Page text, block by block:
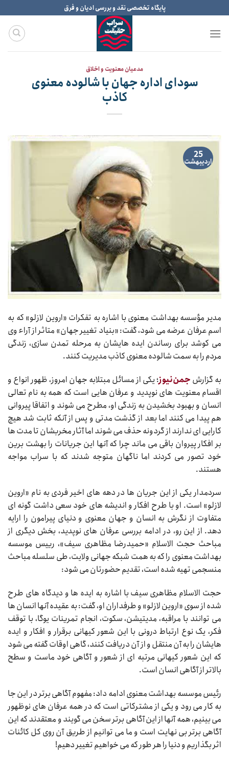
to
content
پایگاه تخصصی نقد و بررسی ادیان و فرق
مدعیان معنویت و اخلاق
سودای اداره جهان با شالوده معنوی
کاذب
25
اردیبهشت
مدیر مؤسسه بهداشت معنوی با اشاره به تفکرات «اروین لازلو» که به
اسم عرفان عرضه می شود، گفت: «بنیاد تغییر جهان» متاثر از آراء وی
می کوشد برای رساندن ایده هایشان به مرحله تمدن سازی، زندگی
مردم را به سمت شالوده معنوی کاذب مدیریت کنند.
به گزارش جمن‌نیوز؛ یکی از مسائل مبتلابه جهان امروز، ظهور انواع و
اقسام معنویت های نوپدید و عرفان هایی است که همه به نام تعالی
انسان و بهبود بخشیدن به زندگی او، مطرح می شوند و اتفاقا پیروانی
هم پیدا می کنند اما بعد از گذشت مدتی و پس از آنکه ثابت شد هیچ
کارایی ای ندارند از گردونه حذف می شوند اما آثار مخربشان تا مدت ها
بر افکار پیروان باقی می ماند چرا که آنها این جریانات را بهشت برین
خود تصور می کردند اما ناگهان متوجه شدند که با سراب مواجه
هستند.
سردمدار یکی از این جریان ها در دهه های اخیر فردی به نام «اروین
لازلو» است. او با طرح افکار و اندیشه های خود سعی داشت گونه ای
متفاوت از نگرش به انسان و جهان معنوی و دنیای پیرامون را ارایه
دهد. از این رو، در ادامه بررسی عرفان های نوپدید، بخش دیگری از
مباحث حجت الاسلام «حمیدرضا مظاهری سیف»، رییس موسسه
بهداشت معنوی را که به همت شبکه جهانی ولایت، طی سلسله مباحث
منسجمی تهیه شده است، تقدیم حضورتان می شود:
حجت الاسلام مظاهری سیف با اشاره به ایده ها و دیدگاه های طرح
شده از سوی «اروین لازلو» و طرفداران او، گفت: به عقیده آنها انسان ها
می توانند با مراقبه، مدیتیشن، سکوت، انجام تمرینات یوگا، با توقف
فکر، یک نوع ارتباط درونی با این شعور کیهانی برقرار و افکار و ایده
هایشان را به آن منتقل و از آن دریافت کنند، گاهی اوقات گفته می شود
که این شعور کیهانی مرتبه ای از شعور و آگاهی خود ماست و سطح
بالاتر از آگاهی انسان است.
رئیس موسسه بهداشت معنوی ادامه داد: مفهوم آگاهی برتر در این جا
به کار می رود و یکی از مشترکاتی است که در همه عرفان های نوظهور
می بینیم، همه آنها از این آگاهی برتر سخن می گویند و معتقدند که این
آگاهی برتر بی نهایت است و ما می توانیم از طریق آن روی کل کائنات
اثر بگذاریم و دنیا را هر طور که می خواهیم تغییر دهیم!